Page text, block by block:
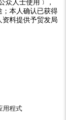
众人士使用﹞，
；本人确认已获得
料提供予贸发局
用程式